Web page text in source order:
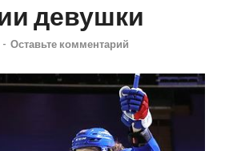
девушки
- Оставьте комментарий